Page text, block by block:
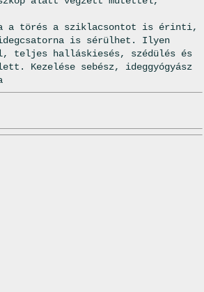
a törés a sziklacsontot is érinti,
is sérülhet. Ilyen
teljes halláskiesés, szédülés és
Kezelése sebész, ideggyógyász